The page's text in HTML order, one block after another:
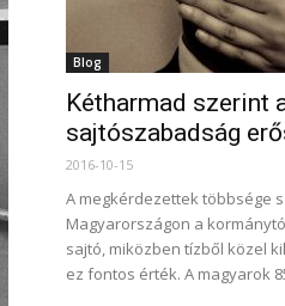
Blog
Kétharmad szerint
sajtószabadság
2016-10-15
A megkérdezettek többsége
Magyarországon a
sajtó, miközben tízből közel
ez fontos érték. A magyarok